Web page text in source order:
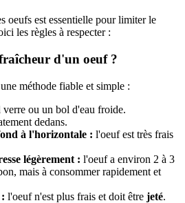
oeufs est essentielle pour limiter le
les règles à respecter :
d'un oeuf ?
méthode fiable et simple :
verre ou un bol d'eau froide.
dedans.
à l'horizontale : l'oeuf est très frais
légèrement : l'oeuf a environ 2 à 3
mais à consommer rapidement et
l'oeuf n'est plus frais et doit être jeté.